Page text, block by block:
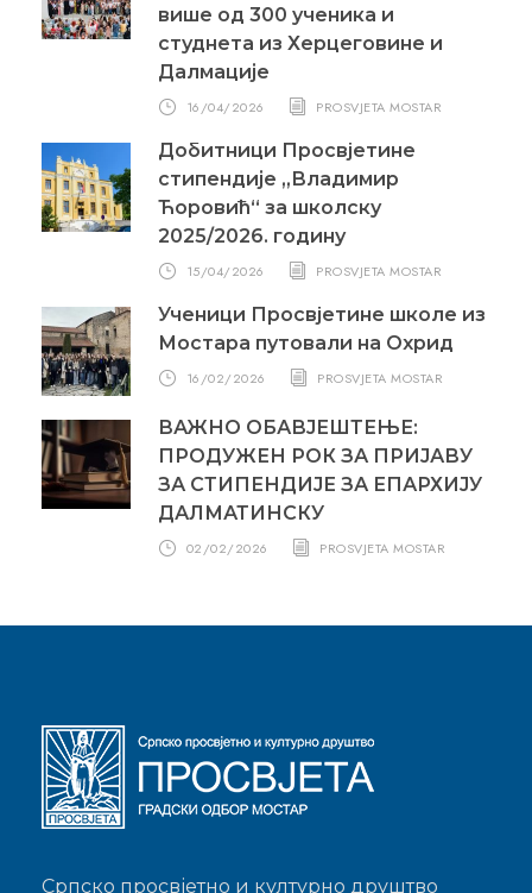
више од 300 ученика и
студнета из Херцеговине и
Далмације
16/04/2026 PROSVJETA MOSTAR
Добитници Просвјетине
стипендије „Владимир
Ћоровић“ за школску
2025/2026. годину
15/04/2026 PROSVJETA MOSTAR
Ученици Просвјетине школе из
Мостара путовали на Охрид
16/02/2026 PROSVJETA MOSTAR
ВАЖНО ОБАВЈЕШТЕЊЕ:
ПРОДУЖЕН РОК ЗА ПРИЈАВУ
ЗА СТИПЕНДИЈЕ ЗА ЕПАРХИЈУ
ДАЛМАТИНСКУ
02/02/2026 PROSVJETA MOSTAR
Српско просвјетно и културно друштво